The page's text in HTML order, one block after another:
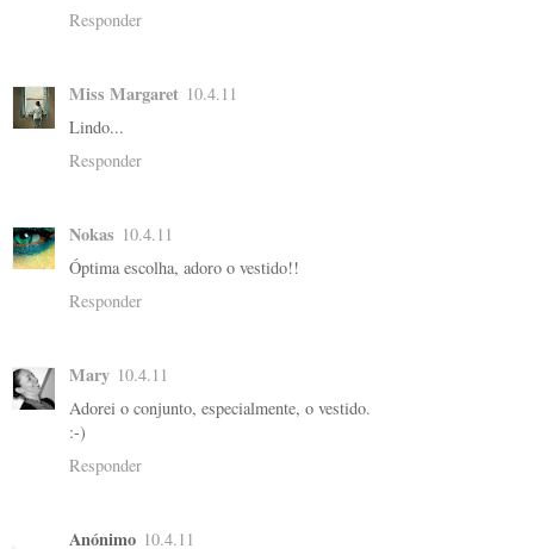
Responder
Miss Margaret 10.4.11
Lindo...
Responder
Nokas 10.4.11
Óptima escolha, adoro o vestido!!
Responder
Mary 10.4.11
Adorei o conjunto, especialmente, o vestido.
:-)
Responder
Anónimo 10.4.11